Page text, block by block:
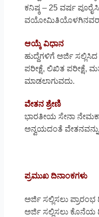
ಕನಿಷ್ಠ – 25 ವರ್ಷ
ಆಯ್ಕೆ ವಿಧಾನ
ಹುದ್ದೆಗಳಿಗೆ ಅರ್ಜಿ
ಪರೀಕ್ಷೆ, ಲಿಖಿತ ಪರೀಕ್ಷೆ,
ಮಾಡಲಾಗುವದು.
ವೇತನ ಶ್ರೇಣಿ
ಭಾರತೀಯ ಸೇನಾ
ಅನ್ವಯದಂತೆ ವೇತನವನ್ನು
ಪ್ರಮುಖ ದಿನಾಂಕಗಳು
ಅರ್ಜಿ ಸಲ್ಲಿಸಲು
ಅರ್ಜಿ ಸಲ್ಲಿಸಲು ಕೊನೆಯ